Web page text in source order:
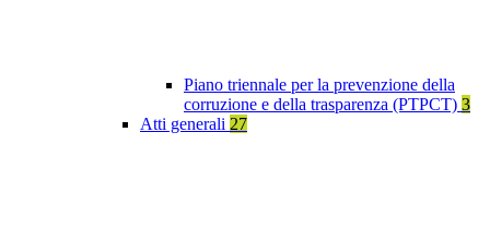
Piano triennale per la prevenzione della
corruzione e della trasparenza (PTPCT) 3
Atti generali 27